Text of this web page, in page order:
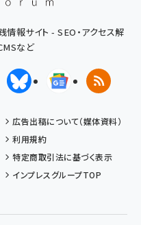
情報サイト - SEO・アクセス解
など
ックス)BlueskyGoogleニュ
RSS
広告出稿について（媒体資料）
利用規約
特定商取引法に基づく表示
インプレスグループTOP